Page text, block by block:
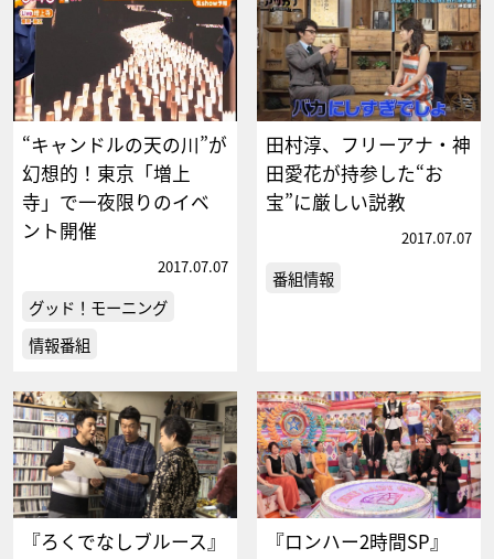
“キャンドルの天の川”が
幻想的！東京「増上
寺」で一夜限りのイベ
ント開催
2017.07.07
グッド！モーニング
情報番組
田村淳、フリーアナ・神
田愛花が持参した“お
宝”に厳しい説教
2017.07.07
番組情報
『ろくでなしブルース』
『ロンハー2時間SP』